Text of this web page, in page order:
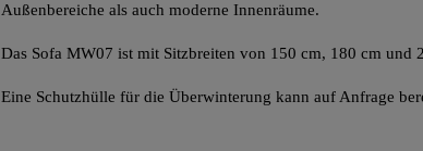
Außenbereiche als auch moderne Innenräume.
Das Sofa MW07 ist mit Sitzbreiten von 150 cm, 180 cm und
Eine Schutzhülle für die Überwinterung kann auf Anfrage